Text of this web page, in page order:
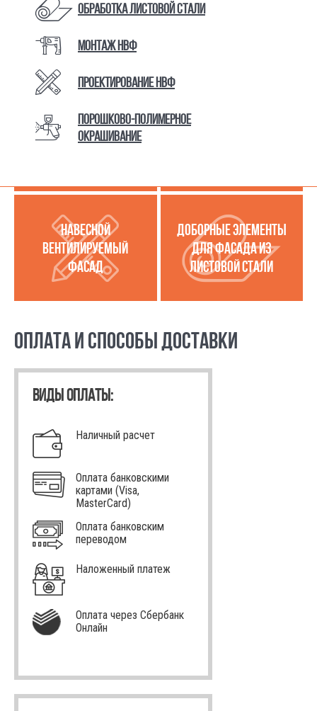
Обработка листовой стали
Монтаж НВФ
Проектирование НВФ
Порошково-полимерное
окрашивание
КАТАЛОГ ТОВАРОВ И УСЛУГ
УСЛУГИ ПО РАБОТЕ С
ЛИСТОВОЙ СТАЛЬЮ
МЕТАЛЛОКАССЕТЫ
НАВЕСНОЙ
ВЕНТИЛИРУЕМЫЙ
ФАСАД
ДОБОРНЫЕ ЭЛЕМЕНТЫ
ДЛЯ ФАСАДА ИЗ
ЛИСТОВОЙ СТАЛИ
ОПЛАТА И СПОСОБЫ ДОСТАВКИ
ВИДЫ ОПЛАТЫ:
Наличный расчет
Оплата банковскими
картами (Visa,
MasterCard)
Оплата банковским
переводом
Наложенный платеж
Оплата через Сбербанк
Онлайн